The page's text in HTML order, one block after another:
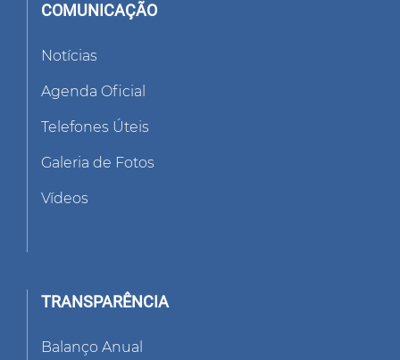
COMUNICAÇÃO
Notícias
Agenda Oficial
Telefones Úteis
Galeria de Fotos
Vídeos
TRANSPARÊNCIA
Balanço Anual